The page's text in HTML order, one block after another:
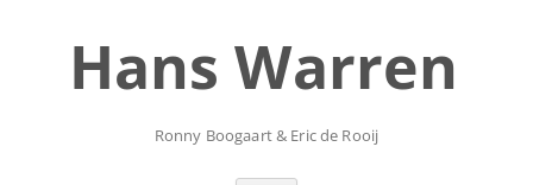
inhoudHans Warren
Ronny Boogaart & Eric de Rooij